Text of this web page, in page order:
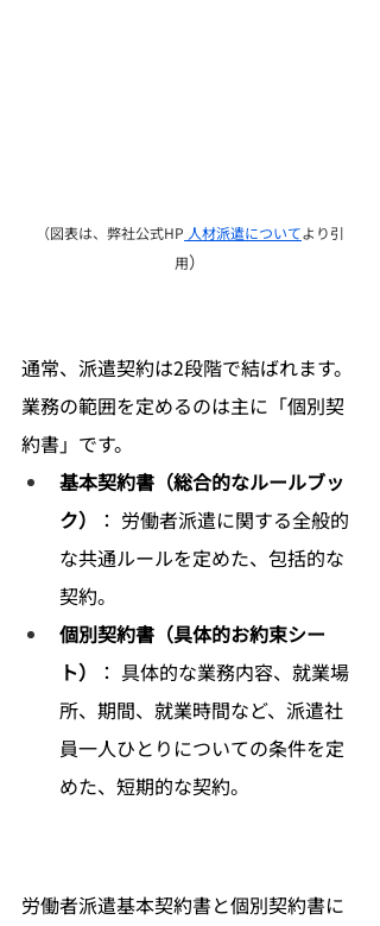
（図表は、弊社公式HP 人材派遣についてより引
用）
通常、派遣契約は2段階で結ばれます。
業務の範囲を定めるのは主に「個別契
約書」です。
基本契約書（総合的なルールブッ
ク）
： 労働者派遣に関する全般的
な共通ルールを定めた、包括的な
契約。
個別契約書（具体的お約束シー
ト）
： 具体的な業務内容、就業場
所、期間、就業時間など、派遣社
員一人ひとりについての条件を定
めた、短期的な契約。
労働者派遣基本契約書と個別契約書に